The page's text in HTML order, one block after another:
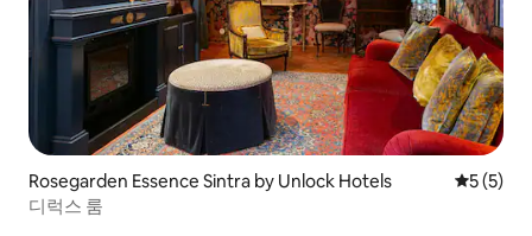
Rosegarden Essence Sintra by Unlock Hotels 평점 5점
5 (5)
디럭스 룸